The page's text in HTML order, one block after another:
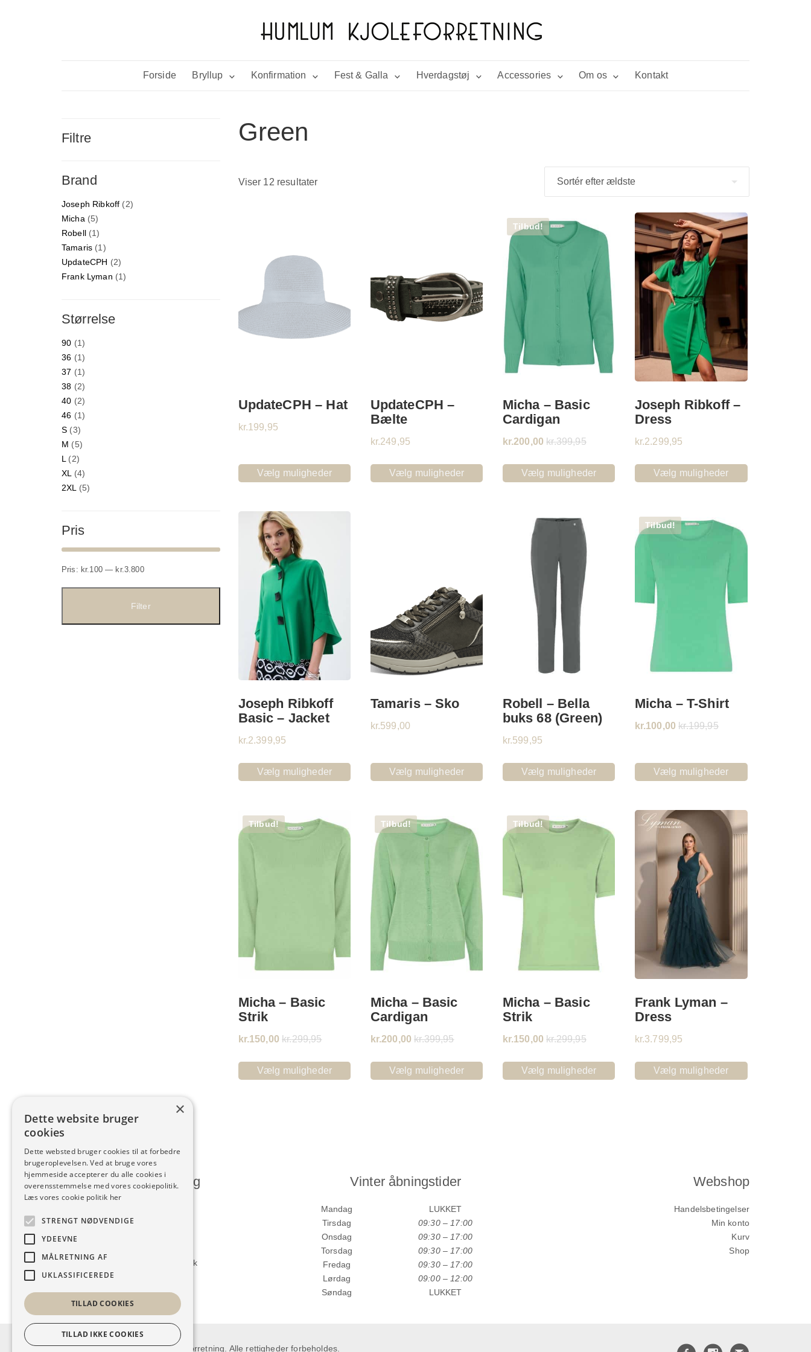
Forside Bryllup Konfirmation Fest & Galla Hverdagstøj Accessories Om os Kontakt
Green
Viser 12 resultater
UpdateCPH – Hat
kr.199,95
Vælg muligheder
UpdateCPH –
Bælte
kr.249,95
Vælg muligheder
Tilbud!
Micha – Basic
Cardigan
kr.200,00 kr.399,95
Vælg muligheder
Joseph Ribkoff –
Dress
kr.2.299,95
Vælg muligheder
Joseph Ribkoff
Basic – Jacket
kr.2.399,95
Vælg muligheder
Tamaris – Sko
kr.599,00
Vælg muligheder
Robell – Bella
buks 68 (Green)
kr.599,95
Vælg muligheder
Tilbud!
Micha – T-Shirt
kr.100,00 kr.199,95
Vælg muligheder
Tilbud!
Micha – Basic
Strik
kr.150,00 kr.299,95
Vælg muligheder
Tilbud!
Micha – Basic
Cardigan
kr.200,00 kr.399,95
Vælg muligheder
Tilbud!
Micha – Basic
Strik
kr.150,00 kr.299,95
Vælg muligheder
Frank Lyman –
Dress
kr.3.799,95
Vælg muligheder
Filtre
Brand
Joseph Ribkoff (2)
Micha (5)
Robell (1)
Tamaris (1)
UpdateCPH (2)
Frank Lyman (1)
Størrelse
90 (1)
36 (1)
37 (1)
38 (2)
40 (2)
46 (1)
S (3)
M (5)
L (2)
XL
(4)
2XL
(5)
Pris
Mindste
Højeste
Filter
Pris: kr.100— kr.3.800
Humlum Kjoleforretning
7600 Struer
kontakt@humlumkjoleforretning.dk
Vinter åbningstider
Mandag
LUKKET
Tirsdag
09:30 – 17:00
Onsdag
09:30 – 17:00
Torsdag
09:30 – 17:00
Fredag
09:30 – 17:00
Lørdag
09:00 – 12:00
Søndag
LUKKET
Webshop
Handelsbetingelser
Min konto
Kurv
Shop
Copyright © 2026 Humlum Kjoleforretning. Alle rettigheder forbeholdes.
×
Dette website bruger
cookies
Dette websted bruger cookies til at forbedre
brugeroplevelsen. Ved at bruge vores
hjemmeside accepterer du alle cookies i
overensstemmelse med vores cookiepolitik.
Læs vores cookie politik her
STRENGT NØDVENDIGE
YDEEVNE
MÅLRETNING AF
UKLASSIFICEREDE
TILLAD COOKIES
TILLAD IKKE COOKIES